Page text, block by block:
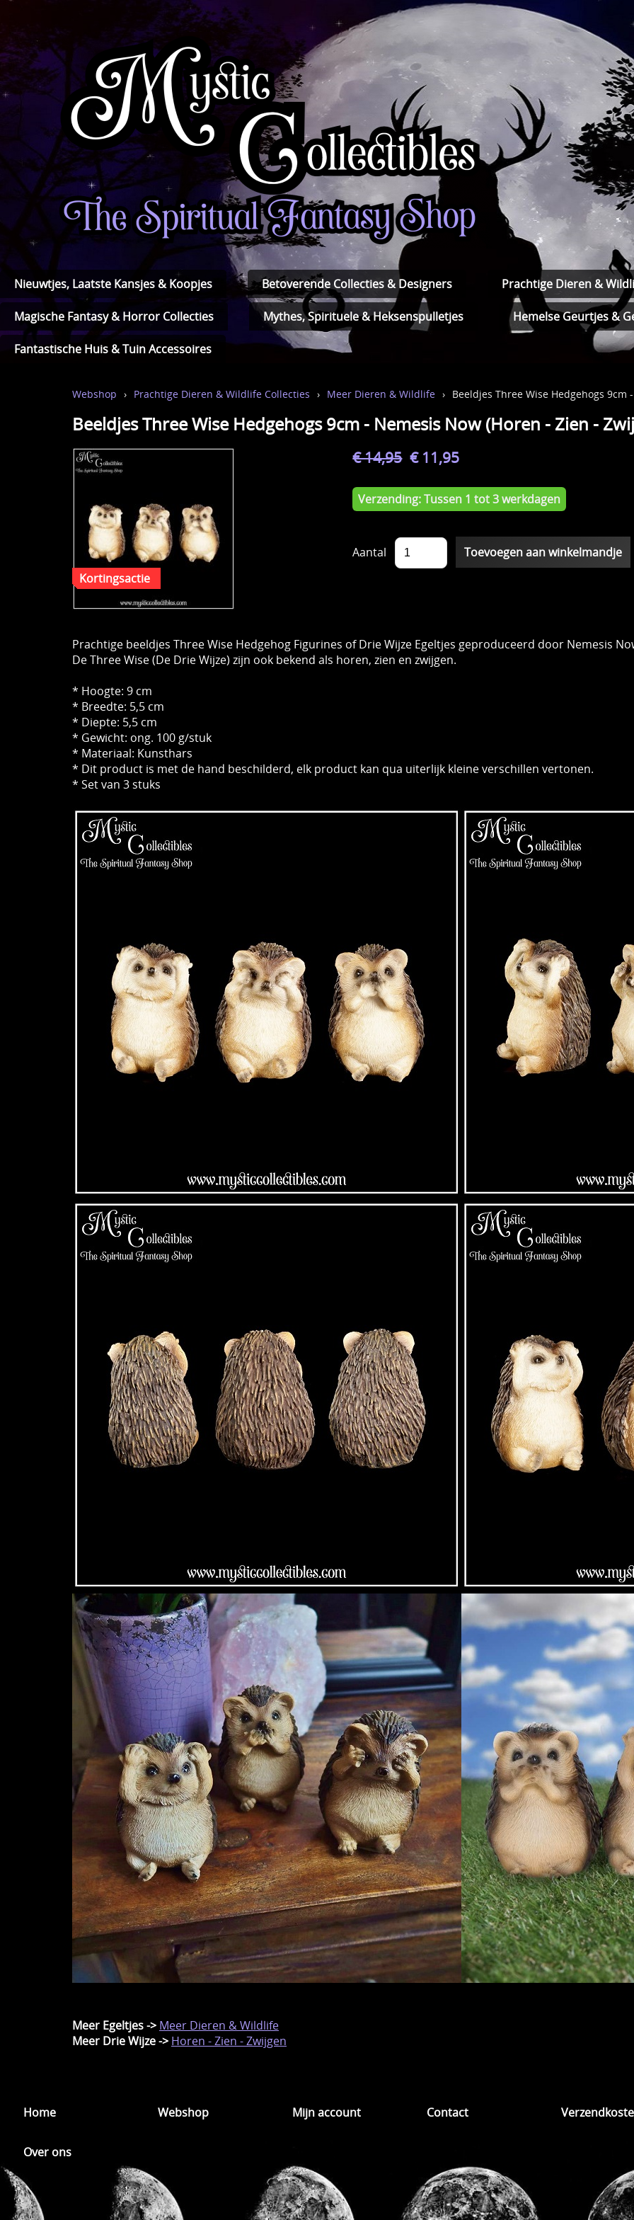
Nieuwtjes, Laatste Kansjes & Koopjes Betoverende Collecties & Designers Prachtige Dieren &
Magische Fantasy & Horror Collecties Mythes, Spirituele & Heksenspulletjes Hemelse Geurtjes &
Fantastische Huis & Tuin Accessoires
Webshop › Prachtige Dieren & Wildlife Collecties › Meer Dieren & Wildlife › Beeldjes Three Wise Hedgehogs 9cm
Beeldjes Three Wise Hedgehogs 9cm - Nemesis Now (Horen - Zien -
€ 14,95 € 11,95
Verzending: Tussen 1 tot 3 werkdagen
Aantal
Prachtige beeldjes Three Wise Hedgehog Figurines of Drie Wijze Egeltjes geproduceerd door Nemesis
De Three Wise (De Drie Wijze) zijn ​​ook bekend als horen, zien en zwijgen.
* Hoogte: 9 cm
* Breedte: 5,5 cm
* Diepte: 5,5 cm
* Gewicht: ong. 100 g/stuk
* Materiaal: Kunsthars
* Dit product is met de hand beschilderd, elk product kan qua uiterlijk kleine verschillen vertonen.
* Set van 3 stuks
Meer Egeltjes -> Meer Dieren & Wildlife
Meer Drie Wijze -> Horen - Zien - Zwijgen
Home Webshop Mijn account Contact
Over ons